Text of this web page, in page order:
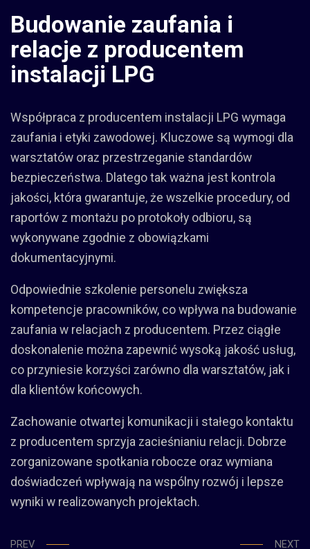
Budowanie zaufania i
relacje z producentem
instalacji LPG
Współpraca z producentem instalacji LPG wymaga
zaufania i etyki zawodowej. Kluczowe są wymogi dla
warsztatów oraz przestrzeganie standardów
bezpieczeństwa. Dlatego tak ważna jest kontrola
jakości, która gwarantuje, że wszelkie procedury, od
raportów z montażu po protokoły odbioru, są
wykonywane zgodnie z obowiązkami
dokumentacyjnymi.
Odpowiednie szkolenie personelu zwiększa
kompetencje pracowników, co wpływa na budowanie
zaufania w relacjach z producentem. Przez ciągłe
doskonalenie można zapewnić wysoką jakość usług,
co przyniesie korzyści zarówno dla warsztatów, jak i
dla klientów końcowych.
Zachowanie otwartej komunikacji i stałego kontaktu
z producentem sprzyja zacieśnianiu relacji. Dobrze
zorganizowane spotkania robocze oraz wymiana
doświadczeń wpływają na wspólny rozwój i lepsze
wyniki w realizowanych projektach.
PREV NEXT